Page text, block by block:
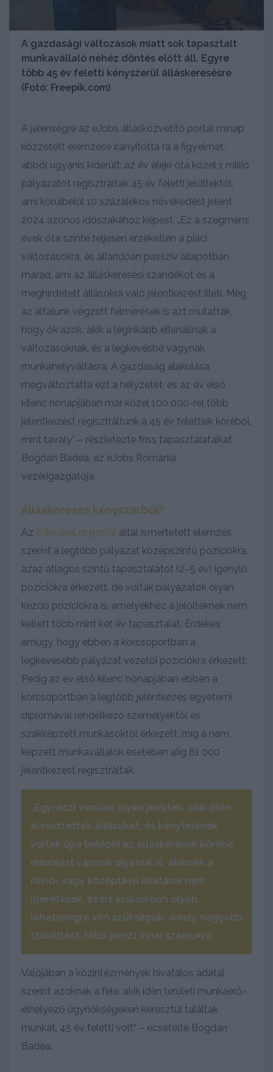
A gazdasági változások miatt sok tapasztalt
munkavállaló nehéz döntés előtt áll. Egyre
több 45 év feletti kényszerül álláskeresésre
(Fotó: Freepik.com)
A jelenségre az eJobs állásközvetítő portál minap
közzétett elemzése irányította rá a figyelmet,
abból ugyanis kiderült: az év eleje óta közel 1 millió
pályázatot regisztráltak 45 év feletti jelöltektől,
ami körülbelül 10 százalékos növekedést jelent
2024 azonos időszakához képest. „Ez a szegmens
évek óta szinte teljesen érzéketlen a piaci
változásokra, és állandóan passzív állapotban
marad, ami az álláskeresési szándékot és a
meghirdetett állásokra való jelentkezést illeti. Még
az általunk végzett felmérések is azt mutatták,
hogy ők azok, akik a leginkább ellenállnak a
változásoknak, és a legkevésbé vágynak
munkahelyváltásra. A gazdaság alakulása
megváltoztatta ezt a helyzetet, és az év első
kilenc hónapjában már közel 100 000-rel több
jelentkezést regisztráltunk a 45 év felettiek köréből,
mint tavaly” – részletezte friss tapasztalataikat
Bogdan Badea, az eJobs Románia
vezérigazgatója.
Álláskeresés kényszerből?
Az Adevărul.ro portál által ismertetett elemzés
szerint a legtöbb pályázat középszintű pozíciókra,
azaz átlagos szintű tapasztalatot (2–5 év) igénylő
pozíciókra érkezett, de voltak pályázatok olyan
kezdő pozíciókra is, amelyekhez a jelölteknek nem
kellett több mint két év tapasztalat. Érdekes
amúgy, hogy ebben a korcsoportban a
legkevesebb pályázat vezetői pozíciókra érkezett.
Pedig az év első kilenc hónapjában ebben a
korcsoportban a legtöbb jelentkezés egyetemi
diplomával rendelkező személyektől és
szakképzett munkásoktól érkezett, míg a nem
képzett munkavállalók esetében alig 81 000
jelentkezést regisztráltak.
„Egyrészt vannak olyan jelöltek, akik idén
elvesztették állásukat, és kénytelenek
voltak újra belépni az álláskeresők körébe,
másrészt vannak olyanok is, akiknek a
rövid- vagy középtávú kilátásai nem
ígéretesek, ezért elsősorban olyan
lehetőségre van szükségük, amely nagyobb
stabilitást, több pénzt kínál számukra.
Valójában a közintézmények hivatalos adatai
szerint azoknak a fele, akik idén területi munkaerő-
elhelyező ügynökségeken keresztül találtak
munkát, 45 év feletti volt” – ecsetelte Bogdan
Badea.